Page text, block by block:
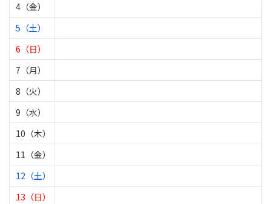
4（金）
5（土）
6（日）
7（月）
8（火）
9（水）
10（木）
11（金）
12（土）
13（日）